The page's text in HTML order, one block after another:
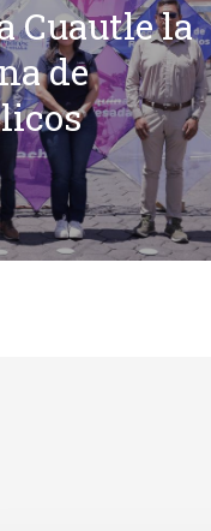
Cuautle la
de